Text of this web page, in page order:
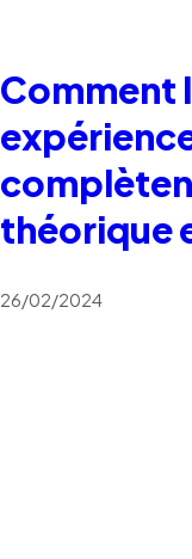
Comment
théorique
26/02/2024